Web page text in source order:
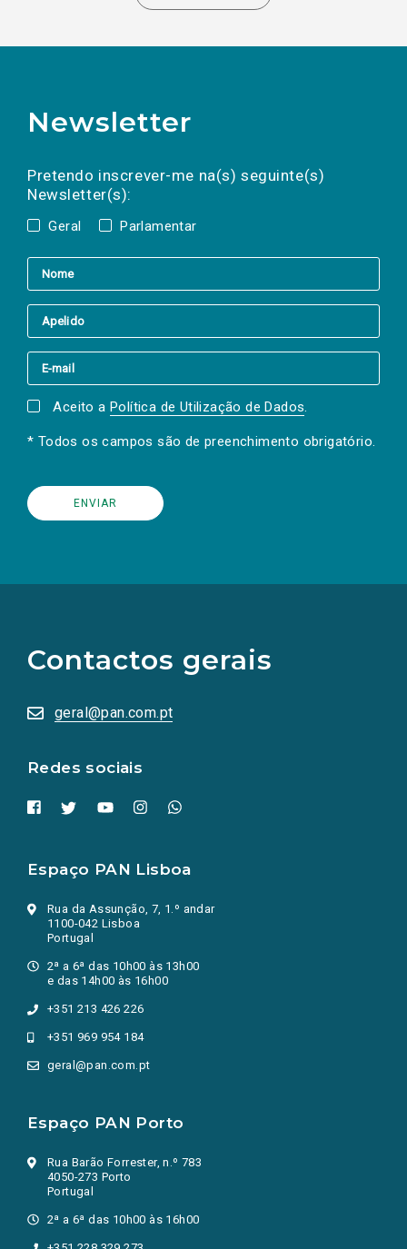
Newsletter
Pretendo inscrever-me na(s) seguinte(s)
Newsletter(s):
Geral Parlamentar
a(s) newsletter(s).
mail
Aceito a Política de Utilização de Dados.
* Todos os campos são de preenchimento obrigatório.
Contactos gerais
geral@pan.com.pt
Redes sociais
redes
sociais
numa
nova
Espaço PAN Lisboa
Rua da Assunção, 7, 1.º andar
1100-042 Lisboa
Portugal
2ª a 6ª das 10h00 às 13h00
e das 14h00 às 16h00
+351 213 426 226
+351 969 954 184
geral@pan.com.pt
Espaço PAN Porto
Rua Barão Forrester, n.º 783
4050-273 Porto
Portugal
2ª a 6ª das 10h00 às 16h00